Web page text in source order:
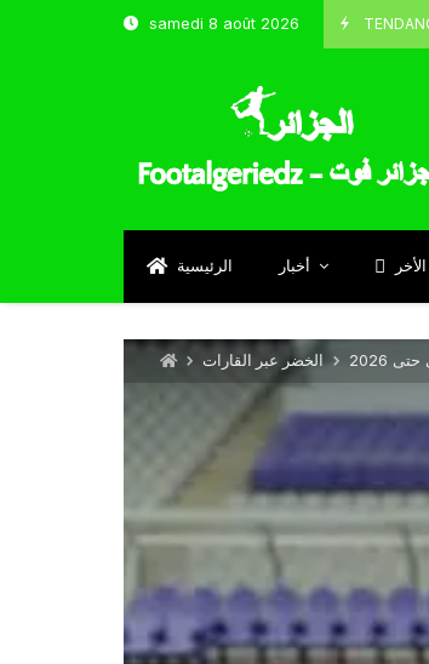
samedi 8 août 2026Octobre 8, 2024
الرئيسية أخبار
الخضر عبر القارات 2026